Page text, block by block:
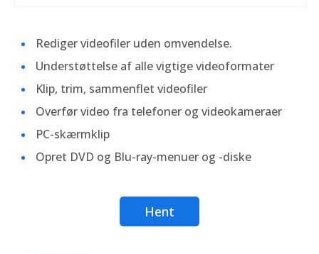
Rediger videofiler uden omvendelse.
Understøttelse af alle vigtige videoformater
Klip, trim, sammenflet videofiler
Overfør video fra telefoner og videokameraer
PC-skærmklip
Opret DVD og Blu-ray-menuer og -diske
Hent